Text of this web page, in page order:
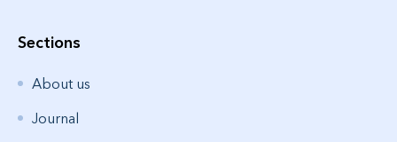
Sections
About us
Journal